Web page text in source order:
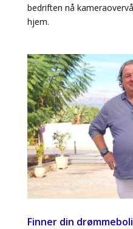
bedriften nå
hjem.
Finner din